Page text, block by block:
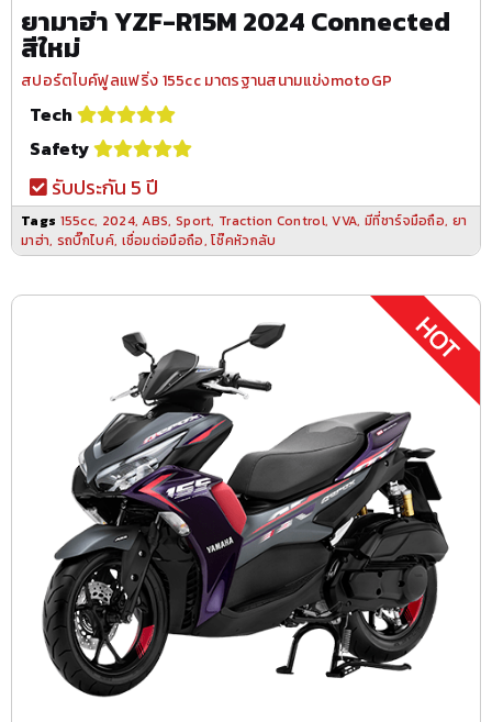
ยามาฮ่า YZF-R15M 2024 Connected
สีใหม่
สปอร์ตไบค์ฟูลแฟริ่ง 155cc มาตรฐานสนามแข่งmotoGP
Tech
Safety
รับประกัน 5 ปี
Tags 155cc, 2024,ABS, Sport, Traction Control,VVA, มีที่ชาร์จมือถือ, ยา
มาฮ่า, รถบิ๊กไบค์, เชื่อมต่อมือถือ,โช๊คหัวกลับ